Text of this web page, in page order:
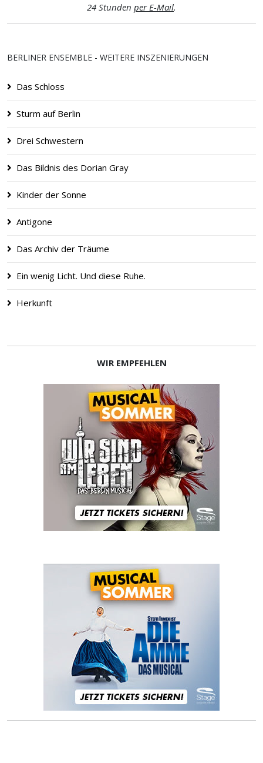
24 Stunden per E-Mail.
BERLINER ENSEMBLE - WEITERE INSZENIERUNGEN
Das Schloss
Sturm auf Berlin
Drei Schwestern
Das Bildnis des Dorian Gray
Kinder der Sonne
Antigone
Das Archiv der Träume
Ein wenig Licht. Und diese Ruhe.
Herkunft
WIR EMPFEHLEN